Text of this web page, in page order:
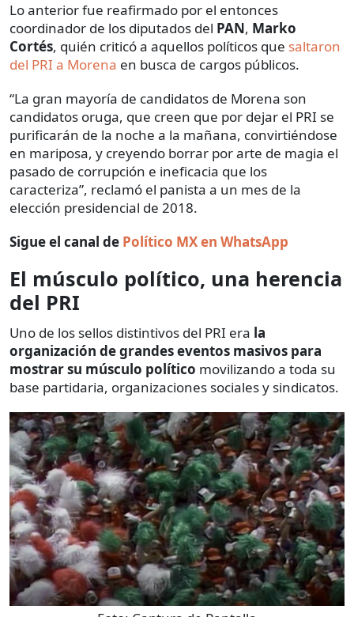
Lo anterior fue reafirmado por el entonces
coordinador de los diputados del PAN, Marko
Cortés, quién criticó a aquellos políticos que saltaron
del PRI a Morena en busca de cargos públicos.
“La gran mayoría de candidatos de Morena son
candidatos oruga, que creen que por dejar el PRI se
purificarán de la noche a la mañana, convirtiéndose
en mariposa, y creyendo borrar por arte de magia el
pasado de corrupción e ineficacia que los
caracteriza”, reclamó el panista a un mes de la
elección presidencial de 2018.
Sigue el canal de Político MX en WhatsApp
El músculo político, una herencia
del PRI
Uno de los sellos distintivos del PRI era la
organización de grandes eventos masivos para
mostrar su músculo político movilizando a toda su
base partidaria, organizaciones sociales y sindicatos.